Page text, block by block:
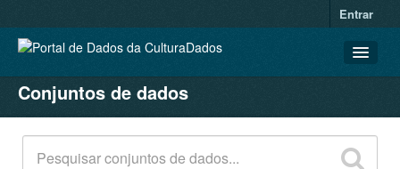
Entrar
CONJUNTOS DE DADOS
ORGANIZAÇÕES
GRUPOS
Conjuntos de dados